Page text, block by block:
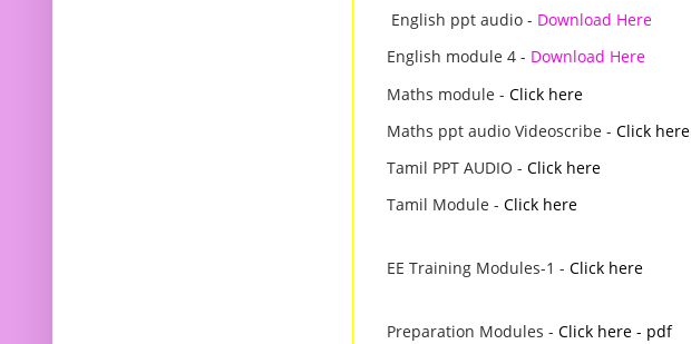
English ppt audio - Download Here
English module 4 - Download Here
Maths module - Click here
Maths ppt audio Videoscribe - Click here
Tamil PPT AUDIO - Click here
Tamil Module - Click here
EE Training Modules-1 - Click here
Preparation Modules - Click here - pdf